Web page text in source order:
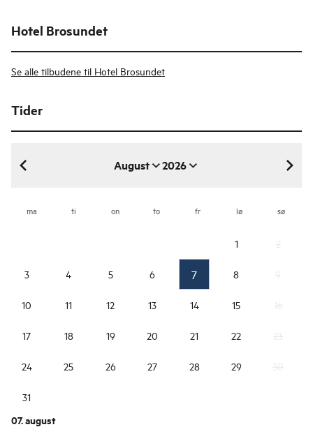
Hotel Brosundet
Se alle tilbudene til Hotel Brosundet
Tider
August 2026
august 2026
ma ti on to fr lø sø
1
3 4 5 6 7 8
10 11 12 13 14 15
17 18 19 20 21 22
24 25 26 27 28 29
31
07. august